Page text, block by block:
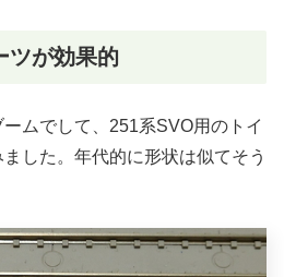
ツが効果的
ムでして、251系SVO用のトイ
した。年代的に形状は似てそう